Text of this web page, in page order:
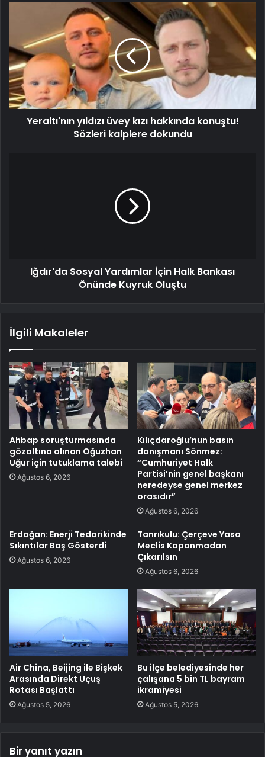
Yeraltı'nın yıldızı üvey kızı hakkında konuştu!
Sözleri kalplere dokundu
Iğdır'da Sosyal Yardımlar İçin Halk Bankası
Önünde Kuyruk Oluştu
İlgili Makaleler
Ahbap soruşturmasında
gözaltına alınan Oğuzhan
Uğur için tutuklama talebi
Ağustos 6, 2026
Kılıçdaroğlu’nun basın
danışmanı Sönmez:
“Cumhuriyet Halk
Partisi’nin genel başkanı
neredeyse genel merkez
orasıdır”
Ağustos 6, 2026
Erdoğan: Enerji Tedarikinde
Sıkıntılar Baş Gösterdi
Ağustos 6, 2026
Tanrıkulu: Çerçeve Yasa
Meclis Kapanmadan
Çıkarılsın
Ağustos 6, 2026
Air China, Beijing ile Bişkek
Arasında Direkt Uçuş
Rotası Başlattı
Ağustos 5, 2026
Bu ilçe belediyesinde her
çalışana 5 bin TL bayram
ikramiyesi
Ağustos 5, 2026
Bir yanıt yazın